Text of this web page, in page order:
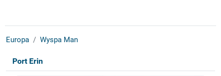
Europa Wyspa Man
Port Erin